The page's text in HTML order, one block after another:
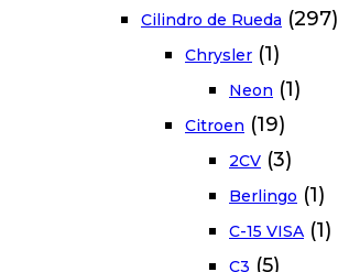
Cilindro de Rueda (297)
Chrysler (1)
Neon (1)
Citroen (19)
2CV (3)
Berlingo (1)
C-15 VISA (1)
C3 (5)